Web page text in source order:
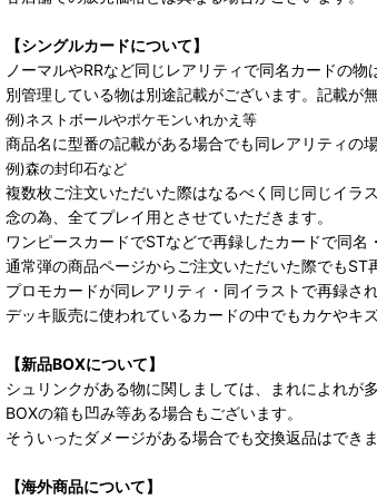
【シングルカードについて】
ノーマルやRRなど同じレアリティで同名カードの物
別管理している物は別途記載がございます。記載が
例)ネストボールやポケモンいれかえ等
商品名に型番の記載がある場合でも同レアリティの
例)森の封印石など
複数枚ご注文いただいた際はなるべく同じ同じイラ
念の為、全てプレイ用とさせていただきます。
ワンピースカードでSTなどで再録したカードで同名
通常弾の商品ページからご注文いただいた際でもST
プロモカードが同レアリティ・同イラストで再録さ
デッキ販売に使われているカードの中でもカケやキ
【新品BOXについて】
シュリンクがある物に関しましては、まれによれが
BOXの箱も凹み等ある場合もございます。
そういったダメージがある場合でも交換返品はできま
【海外商品について】